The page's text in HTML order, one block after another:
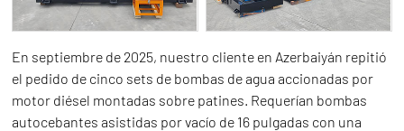
En septiembre de 2025, nuestro cliente en Azerbaiyán repitió
el pedido de cinco sets de bombas de agua accionadas por
motor diésel montadas sobre patines. Requerían bombas
autocebantes asistidas por vacío de 16 pulgadas con una